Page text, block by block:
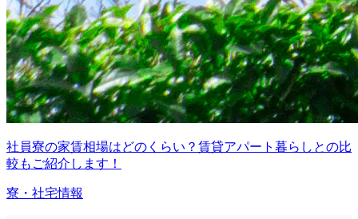
社員寮の家賃相場はどのくらい？賃貸アパート暮らしとの比
較もご紹介します！
寮・社宅情報